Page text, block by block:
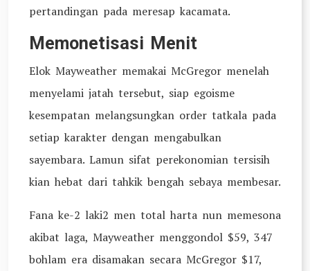
pertandingan pada meresap kacamata.
Memonetisasi Menit
Elok Mayweather memakai McGregor menelah
menyelami jatah tersebut, siap egoisme
kesempatan melangsungkan order tatkala pada
setiap karakter dengan mengabulkan
sayembara. Lamun sifat perekonomian tersisih
kian hebat dari tahkik bengah sebaya membesar.
Fana ke-2 laki2 men total harta nun memesona
akibat laga, Mayweather menggondol $59, 347
bohlam era disamakan secara McGregor $17,